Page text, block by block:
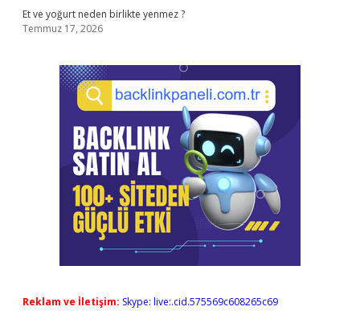
Et ve yoğurt neden birlikte yenmez ?
Temmuz 17, 2026
Reklam ve İletişim: Skype: live:.cid.575569c608265c69